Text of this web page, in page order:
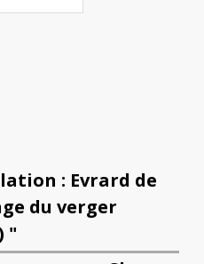
: Evrard de
du verger
"